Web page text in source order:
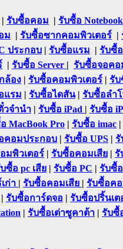
| รับซื้อคอม | รับซื้อ Notebook
ม | รับซื้อซากคอมพิวเตอร์ |
ประกอบ | รับซื้อแรม | รับซื้
| รับซื้อ Server | รับซื้อจอคอ
ล้อง | รับซื้อคอมพิวเตอร์ | รับ
แรม | รับซื้อไดสัน| รับซื้อลำ
วจำนำ | รับซื้อ iPad | รับซื้อ
MacBook Pro | รับซื้อ imac |
คอมประกอบ | รับซื้อ UPS |
มพิวเตอร์ | รับซื้อคอมเสีย | รั
ซื้อ pc เสีย | รับซื้อ PC | รับซื้
ก่า | รับซื้อคอมเสีย | รับซื้อค
| รับซื้อการ์ดจอ | รับซื้อปริ้นเต
| รับซื้อเต่าซูคาต้า | รับซื้